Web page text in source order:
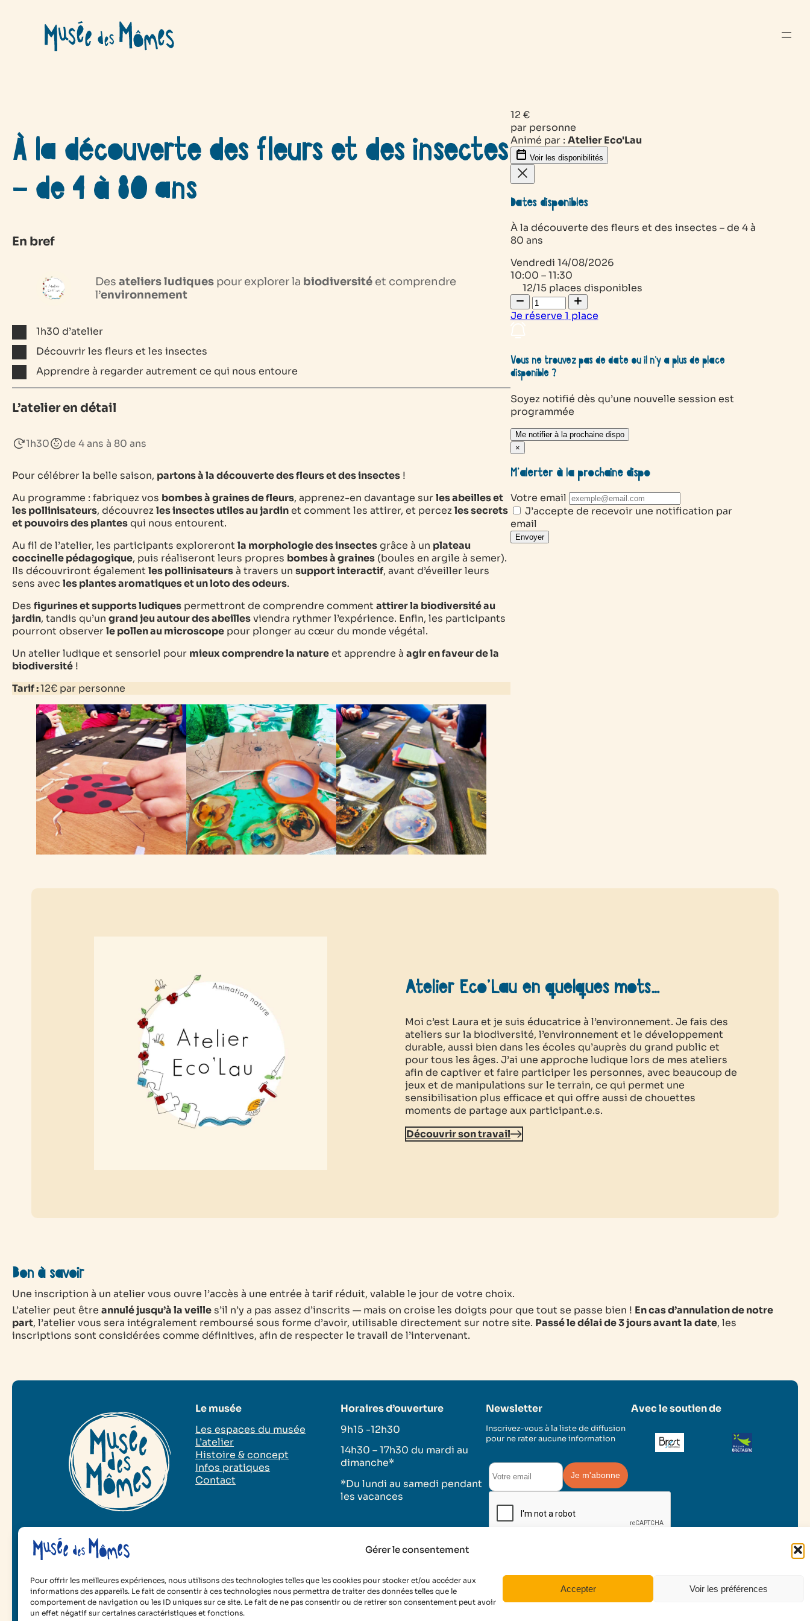
Gérer le consentement
Pour offrir les meilleures expériences, nous utilisons des technologies telles que les cookies pour stocker et/ou accéder aux
informations des appareils. Le fait de consentir à ces technologies nous permettra de traiter des données telles que le
comportement de navigation ou les ID uniques sur ce site. Le fait de ne pas consentir ou de retirer son consentement peut avoir
un effet négatif sur certaines caractéristiques et fonctions.
Accepter Voir les préférences
contenu
À la découverte des fleurs et des insectes
– de 4 à 80 ans
En bref
Desateliers ludiques pour explorer la biodiversité et comprendre
l’environnement
1h30 d’atelier
Découvrir les fleurs et les insectes
Apprendre à regarder autrement ce qui nous entoure
L’atelier en détail
1h30 de 4 ans à 80 ans
Pour célébrer la belle saison, partons à la découverte des fleurs et des insectes !
Au programme : fabriquez vos bombes à graines de fleurs, apprenez-en davantage surles abeilles et
les pollinisateurs, découvrezles insectes utiles au jardinet comment les attirer, et percezles secrets
et pouvoirs des plantesqui nous entourent.
Au fil de l’atelier, les participants exploreront la morphologie des insectesgrâce à un plateau
coccinelle pédagogique, puis réaliseront leurs propres bombes à graines (boules en argile à semer).
Ils découvriront également les pollinisateursà travers un support interactif, avant d’éveiller leurs
sens avec les plantes aromatiques et un loto des odeurs.
Des figurines et supports ludiques permettront de comprendre comment attirer la biodiversité au
jardin, tandis qu’un grand jeu autour des abeillesviendra rythmer l’expérience. Enfin, les participants
pourront observerle pollen au microscope pour plonger au cœur du monde végétal.
Un atelier ludique et sensoriel pour mieux comprendre la natureet apprendre à agir en faveur de la
biodiversité !
Tarif :12€ par personne
12 €
par personne
Animé par : Atelier Eco'Lau
Voir les disponibilités
Dates disponibles
À la découverte des fleurs et des insectes – de 4 à
80 ans
Vendredi 14/08/2026
10:00 – 11:30
12/15 places disponibles
Je réserve 1 place
Vous ne trouvez pas de date ou il n’y a plus de place
disponible ?
Soyez notifié dès qu’une nouvelle session est
programmée
Me notifier à la prochaine dispo
×
M’alerter à la prochaine dispo
Votre email
J’accepte de recevoir une notification par
email
Envoyer
Atelier Eco’Lau en quelques mots…
Moi c’est Laura et je suis éducatrice à l’environnement. Je fais des
ateliers sur la biodiversité, l’environnement et le développement
durable, aussi bien dans les écoles qu’auprès du grand public et
pour tous les âges. J’ai une approche ludique lors de mes ateliers
afin de captiver et faire participer les personnes, avec beaucoup de
jeux et de manipulations sur le terrain, ce qui permet une
sensibilisation plus efficace et qui offre aussi de chouettes
moments de partage aux participant.e.s.
Découvrir son travail
Bon à savoir
Une inscription à un atelier vous ouvre l’accès à une entrée à tarif réduit, valable le jour de votre choix.
L’atelier peut être annulé jusqu’à la veille s’il n’y a pas assez d’inscrits — mais on croise les doigts pour que tout se passe bien ! En cas d’annulation de notre
part, l’atelier vous sera intégralement remboursé sous forme d’avoir, utilisable directement sur notre site. Passé le délai de 3 jours avant la date, les
inscriptions sont considérées comme définitives, afin de respecter le travail de l’intervenant.
Le musée
Les espaces du musée
L’atelier
Histoire & concept
Infos pratiques
Contact
Horaires d’ouverture
9h15 -12h30
14h30 – 17h30 du mardi au
dimanche*
*Du lundi au samedi pendant
les vacances
Newsletter
Inscrivez-vous à la liste de diffusion
pour ne rater aucune information
Avec le soutien de
2025 Musée des MômesMentions légalesPolitique de cookiesConditions d’utilisation